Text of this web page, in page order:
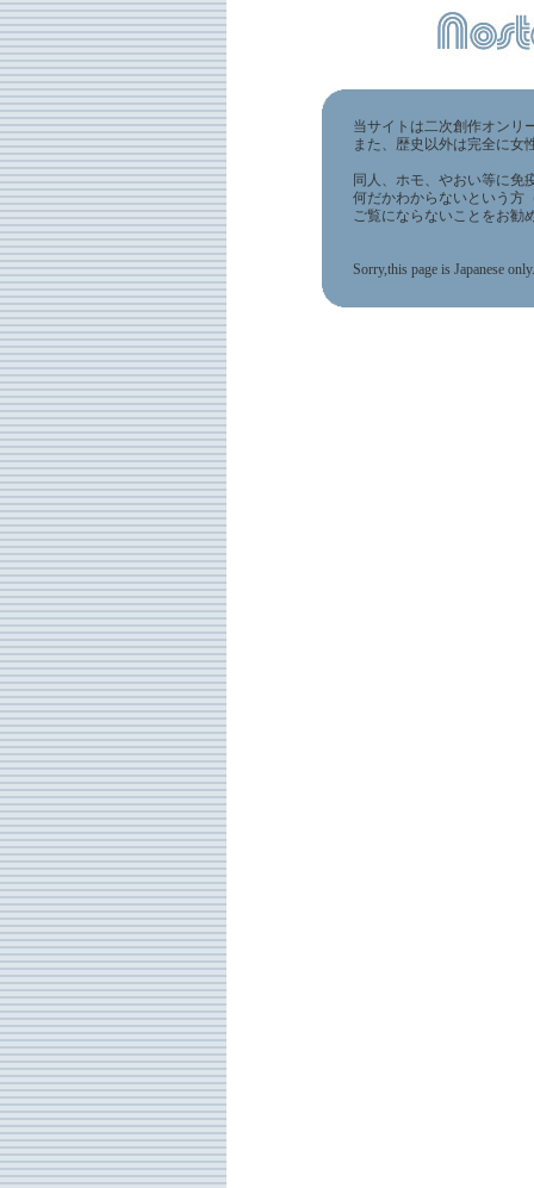
当サイトは二次創作オンリ
また、歴史以外は完全に女
同人、ホモ、やおい等に免
何だかわからないという方
ご覧にならないことをお勧
Sorry,this page is Japanese only.